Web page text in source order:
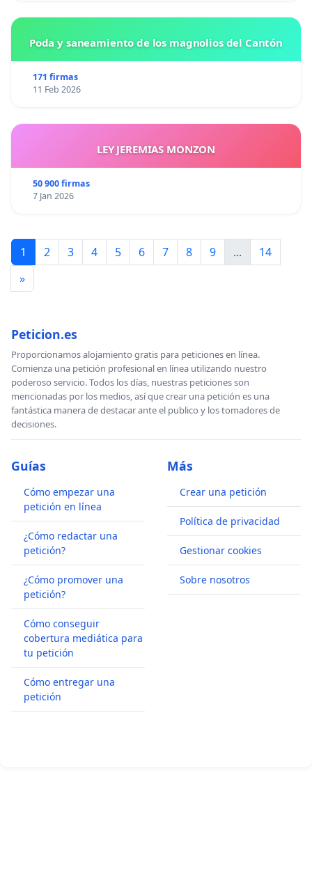
Poda y saneamiento de los magnolios del Cantón
171 firmas
11 Feb 2026
LEY JEREMIAS MONZON
50 900 firmas
7 Jan 2026
1 2 3 4 5 6 7 8 9 ...
14
»
Peticion.es
Proporcionamos alojamiento gratis para peticiones en línea.
Comienza una petición profesional en línea utilizando nuestro
poderoso servicio. Todos los días, nuestras peticiones son
mencionadas por los medios, así que crear una petición es una
fantástica manera de destacar ante el publico y los tomadores de
decisiones.
Guías
Cómo empezar una
petición en línea
¿Cómo redactar una
petición?
¿Cómo promover una
petición?
Cómo conseguir
cobertura mediática para
tu petición
Cómo entregar una
petición
Más
Crear una petición
Política de privacidad
Gestionar cookies
Sobre nosotros